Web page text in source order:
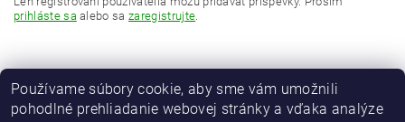
prihláste sa alebo sazaregistrujte.
Používame súbory cookie, aby sme vám umožnili
pohodlné prehliadanie webovej stránky a vďaka analýze